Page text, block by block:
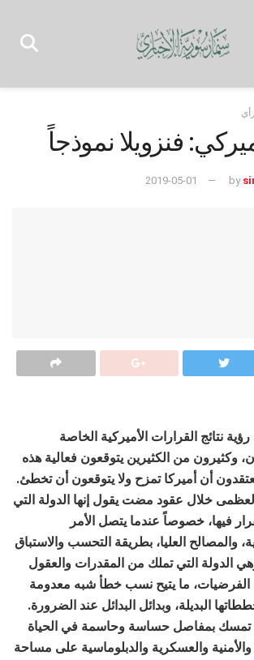
فنزويلا نموذجاً
by
2019-05-01
نتائج القرارات الأميركية الخاصة
وكثيرون من الكثيرين يتوقعون فعالية هذه
يعتقدون أن أميركا تمزح ولا يتوقعون أن تخطئ.
خلال عقود مضت يقول إنها الدولة التي
فيها، خصوصاً عندما يتصل الأمر
والمصالح العليا، بطريقة التحسب والاستباق
الدولة التي تملك من المقدرات والعقول
الفرضيات، ما يتيح نسب خطأ شبه معدومة
البديلة، وبدائل البدائل عند الضرورة.
تمسك بمفاصل حساسة وحاسمة في الحياة
والأمنية والعسكرية والدبلوماسية على مساحة